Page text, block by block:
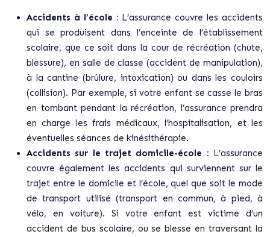
Accidents à l’école : L’assurance couvre les accidents
qui se produisent dans l’enceinte de l’établissement
scolaire, que ce soit dans la cour de récréation (chute,
blessure), en salle de classe (accident de manipulation),
à la cantine (brûlure, intoxication) ou dans les couloirs
(collision). Par exemple, si votre enfant se casse le bras
en tombant pendant la récréation, l’assurance prendra
en charge les frais médicaux, l’hospitalisation, et les
éventuelles séances de kinésithérapie.
Accidents sur le trajet domicile-école : L’assurance
couvre également les accidents qui surviennent sur le
trajet entre le domicile et l’école, quel que soit le mode
de transport utilisé (transport en commun, à pied, à
vélo, en voiture). Si votre enfant est victime d’un
accident de bus scolaire, ou se blesse en traversant la